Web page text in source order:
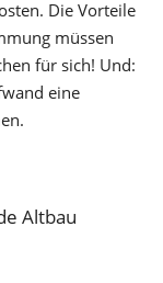
Die Vorteile
müssen
für sich! Und:
eine